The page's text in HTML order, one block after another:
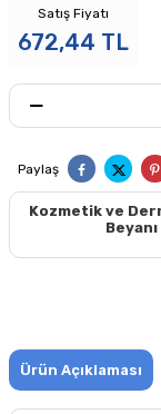
Satış Fiyatı
672,44 TL
Paylaş
Kozmetik ve
Ürün Açıklaması